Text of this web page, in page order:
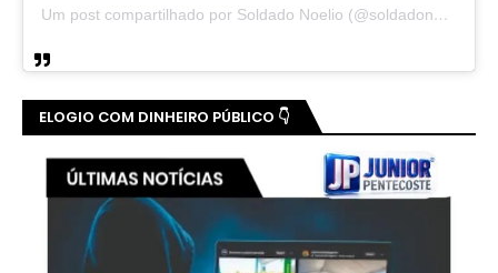
Um post compartilhado por Soldado Noelio (@soldadonoelio)
ELOGIO COM DINHEIRO PÚBLICO 👇